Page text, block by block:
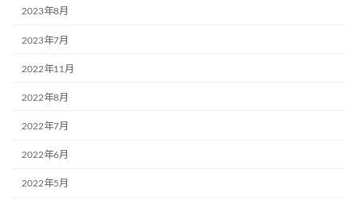
2023年8月
2023年7月
2022年11月
2022年8月
2022年7月
2022年6月
2022年5月